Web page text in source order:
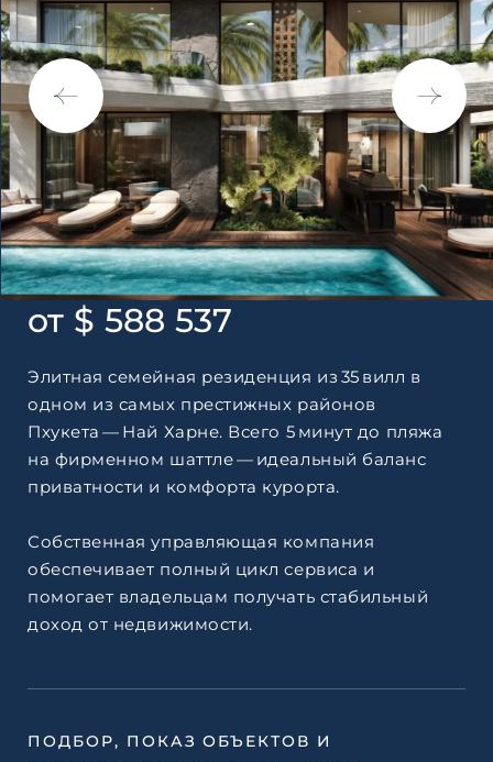
от $ 588 537
Элитная семейная резиденция из 35 вилл в
одном из самых престижных районов
Пхукета — Най Харне. Всего 5 минут до пляжа
на фирменном шаттле — идеальный баланс
приватности и комфорта курорта.
Собственная управляющая компания
обеспечивает полный цикл сервиса и
помогает владельцам получать стабильный
доход от недвижимости.
ПОДБОР, ПОКАЗ ОБЪЕКТОВ И